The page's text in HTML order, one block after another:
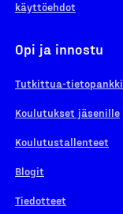
käyttöehdot
Opi ja innostu
Tutkittua-tietopankki
Koulutukset jäsenille
Koulutustallenteet
Blogit
Tiedotteet